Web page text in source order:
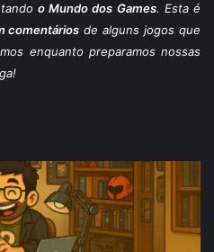
o Mundo dos Games. Esta é
comentários de alguns jogos que
enquanto preparamos nossas